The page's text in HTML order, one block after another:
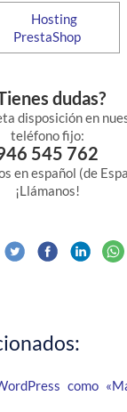
dudas?
disposición en
teléfono fijo:
545 762
en español (de
¡Llámanos!
como